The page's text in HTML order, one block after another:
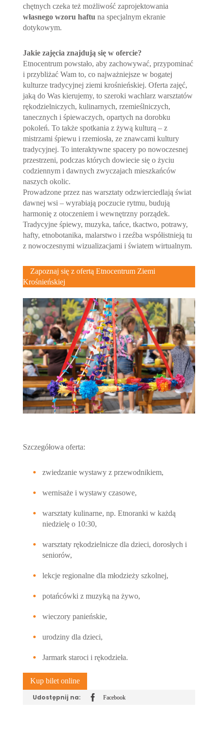
chętnych czeka też możliwość zaprojektowania
własnego wzoru haftu na specjalnym ekranie
dotykowym.
Jakie zajęcia znajdują się w ofercie?
Etnocentrum powstało, aby zachowywać, przypominać
i przybliżać Wam to, co najważniejsze w bogatej
kulturze tradycyjnej ziemi krośnieńskiej. Oferta zajęć,
jaką do Was kierujemy, to szeroki wachlarz warsztatów
rękodzielniczych, kulinarnych, rzemieślniczych,
tanecznych i śpiewaczych, opartych na dorobku
pokoleń. To także spotkania z żywą kulturą – z
mistrzami śpiewu i rzemiosła, ze znawcami kultury
tradycyjnej. To interaktywne spacery po nowoczesnej
przestrzeni, podczas których dowiecie się o życiu
codziennym i dawnych zwyczajach mieszkańców
naszych okolic.
Prowadzone przez nas warsztaty odzwierciedlają świat
dawnej wsi – wyrabiają poczucie rytmu, budują
harmonię z otoczeniem i wewnętrzny porządek.
Tradycyjne śpiewy, muzyka, tańce, tkactwo, potrawy,
hafty, etnobotanika, malarstwo i rzeźba współistnieją tu
z nowoczesnymi wizualizacjami i światem wirtualnym.
Zapoznaj się z ofertą Etnocentrum Ziemi
Krośnieńskiej
Szczegółowa oferta:
zwiedzanie wystawy z przewodnikiem,
wernisaże i wystawy czasowe,
warsztaty kulinarne, np. Etnoranki w każdą
niedzielę o 10:30,
warsztaty rękodzielnicze dla dzieci, dorosłych i
seniorów,
lekcje regionalne dla młodzieży szkolnej,
potańcówki z muzyką na żywo,
wieczory panieńskie,
urodziny dla dzieci,
Jarmark staroci i rękodzieła.
Kup bilet online
Udostępnij na:
Udostępnij
Facebook